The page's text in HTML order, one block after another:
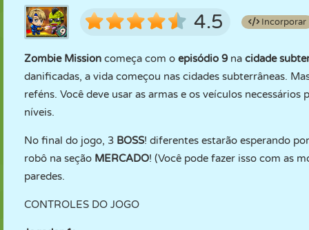
4.5 Incorporar
Zombie Mission começa com o episódio 9na cidade
danificadas, a vida começou nas cidades subterrâneas.
reféns. Você deve usar as armas e os veículos
níveis.
No final do jogo, 3 BOSS! diferentes estarão esperando
robô na seção MERCADO! (Você pode fazer isso com as
paredes.
CONTROLES DO JOGO